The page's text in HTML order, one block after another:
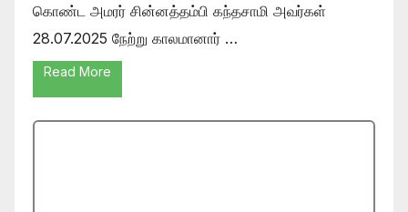
கொண்ட அமரர் சின்னத்தம்பி கந்தசாமி அவர்கள்
28.07.2025 நேற்று காலமானார் …
Read More